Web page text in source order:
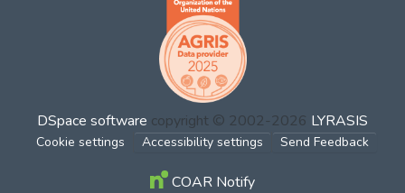
DSpace software copyright © 2002-2026 LYRASIS
Cookie settings Accessibility settings Send Feedback
COAR Notify